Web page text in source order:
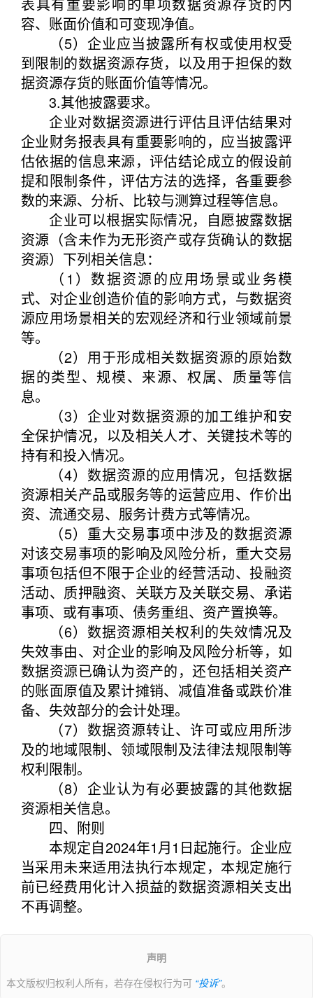
容、账面价值和可变现净值。
（5）企业应当披露所有权或使用权受
到限制的数据资源存货，以及用于担保的数
据资源存货的账面价值等情况。
3.其他披露要求。
企业对数据资源进行评估且评估结果对
企业财务报表具有重要影响的，应当披露评
估依据的信息来源，评估结论成立的假设前
提和限制条件，评估方法的选择，各重要参
数的来源、分析、比较与测算过程等信息。
企业可以根据实际情况，自愿披露数据
资源（含未作为无形资产或存货确认的数据
资源）下列相关信息：
（1）数据资源的应用场景或业务模
式、对企业创造价值的影响方式，与数据资
源应用场景相关的宏观经济和行业领域前景
等。
（2）用于形成相关数据资源的原始数
据的类型、规模、来源、权属、质量等信
息。
（3）企业对数据资源的加工维护和安
全保护情况，以及相关人才、关键技术等的
持有和投入情况。
（4）数据资源的应用情况，包括数据
资源相关产品或服务等的运营应用、作价出
资、流通交易、服务计费方式等情况。
（5）重大交易事项中涉及的数据资源
对该交易事项的影响及风险分析，重大交易
事项包括但不限于企业的经营活动、投融资
活动、质押融资、关联方及关联交易、承诺
事项、或有事项、债务重组、资产置换等。
（6）数据资源相关权利的失效情况及
失效事由、对企业的影响及风险分析等，如
数据资源已确认为资产的，还包括相关资产
的账面原值及累计摊销、减值准备或跌价准
备、失效部分的会计处理。
（7）数据资源转让、许可或应用所涉
及的地域限制、领域限制及法律法规限制等
权利限制。
（8）企业认为有必要披露的其他数据
资源相关信息。
四、附则
本规定自2024年1月1日起施行。企业应
当采用未来适用法执行本规定，本规定施行
前已经费用化计入损益的数据资源相关支出
不再调整。
声明
本文版权归权利人所有，若存在侵权行为可 “投诉”。